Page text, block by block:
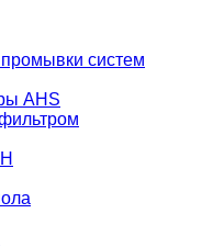
систем
AHS